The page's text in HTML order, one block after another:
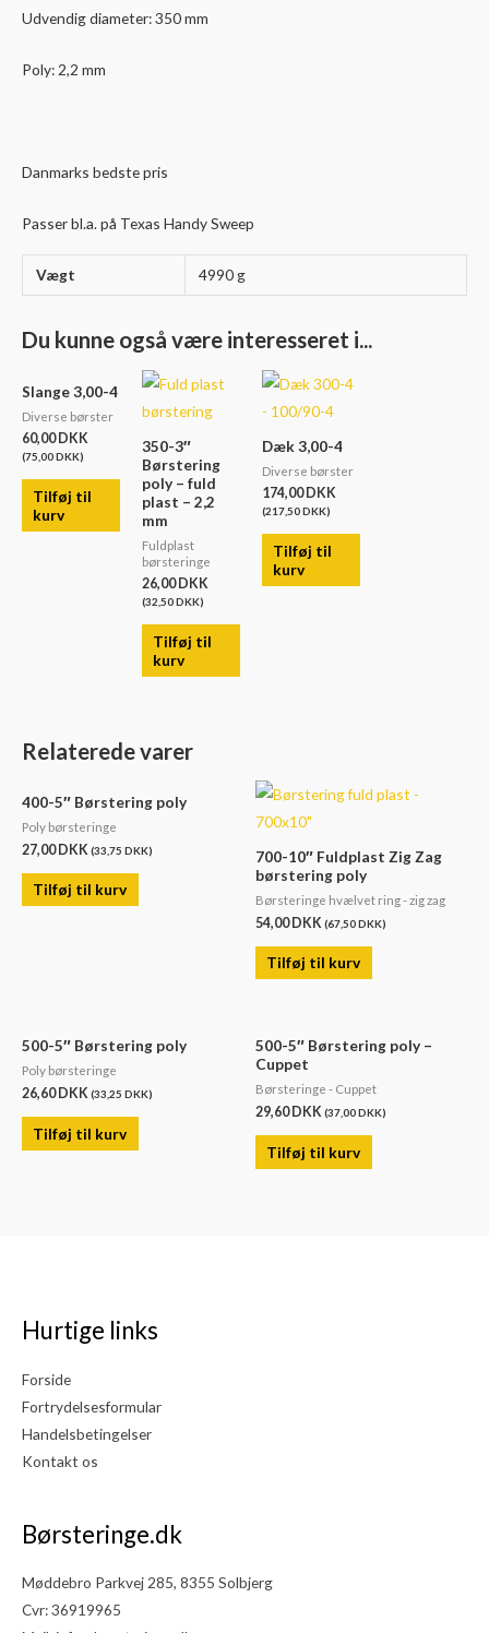
Udvendig diameter: 350 mm
Poly: 2,2 mm
Danmarks bedste pris
Passer bl.a. på Texas Handy Sweep
Vægt 4990 g
Du kunne også være interesseret i...
Slange 3,00-4
Diverse børster
60,00 DKK
(75,00DKK)
Tilføj til
kurv
350-3″
Børstering
poly – fuld
plast – 2,2
mm
Fuldplast
børsteringe
26,00 DKK
(32,50DKK)
Tilføj til
kurv
Dæk 3,00-4
Diverse børster
174,00 DKK
(217,50DKK)
Tilføj til
kurv
Relaterede varer
400-5″ Børstering poly
Poly børsteringe
27,00DKK (33,75 DKK)
Tilføj til kurv
700-10″ Fuldplast Zig Zag
børstering poly
Børsteringe hvælvet ring - zig zag
54,00DKK (67,50DKK)
Tilføj til kurv
500-5″ Børstering poly
Poly børsteringe
26,60 DKK (33,25 DKK)
Tilføj til kurv
500-5″ Børstering poly –
Cuppet
Børsteringe - Cuppet
29,60 DKK (37,00DKK)
Tilføj til kurv
Hurtige links
Forside
Fortrydelsesformular
Handelsbetingelser
Kontakt os
Børsteringe.dk
Møddebro Parkvej 285, 8355 Solbjerg
Cvr: 36919965